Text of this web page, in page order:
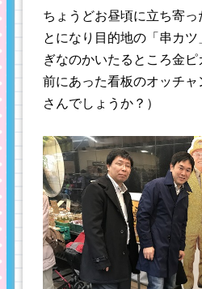
ちょうどお昼頃に立ち寄っ
とになり目的地の「串カ
ぎなのかいたるところ金
前にあった看板のオッチ
さんでしょうか？）